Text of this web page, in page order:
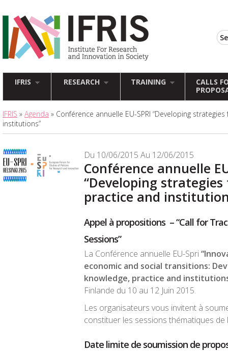
IFRIS RESEARCH TRAINING
CALLS
IFRIS » Agenda » Conférence annuelle EU-SPRI “Developing
institutions”
Du 10/06/2015 Au 12/06/2015
Conférence annuelle
“Developing
practice and
Appel à propositions – “Call for
Sessions”
La Conférence annuelle EU-Spri
economic and social transitions:
knowledge, practice and
Finlande du 10 au 12 Juin 2015.
Les organisateurs vous invitent à
constituer les sessions thématiques de
Date limite de soumission de